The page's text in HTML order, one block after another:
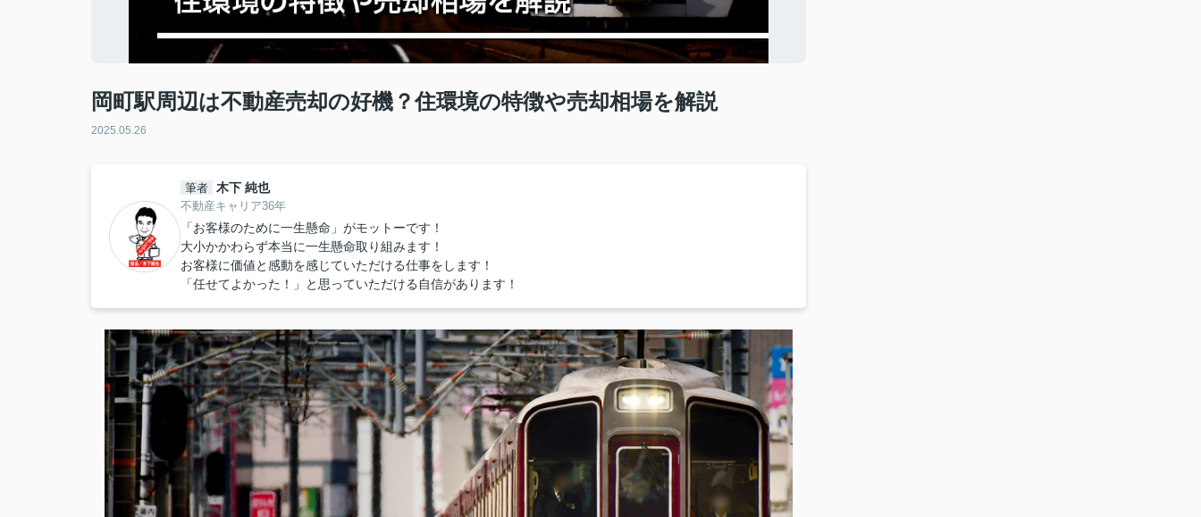
岡町駅周辺は不動産売却の好機？住環境の特徴や売却相場を解説
2025.05.26
筆者 木下 純也
不動産キャリア36年
「お客様のために一生懸命」がモットーです！
大小かかわらず本当に一生懸命取り組みます！
お客様に価値と感動を感じていただける仕事をします！
「任せてよかった！」と思っていただける自信があります！